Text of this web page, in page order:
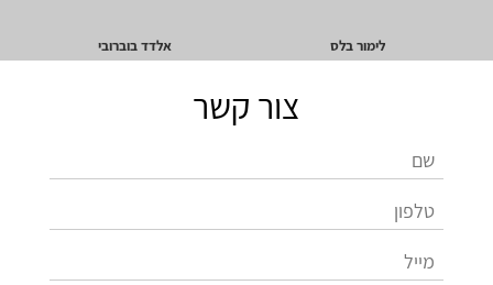
לימור בלס אלדד בוברובי
צור קשר